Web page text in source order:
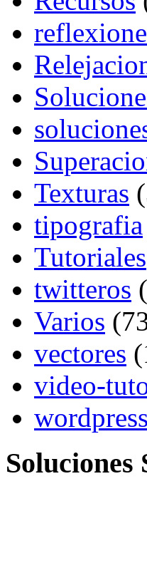
Texturas
tipografia
Tutoriales
twitteros
Varios
vectores
video-
wordpress
Soluciones